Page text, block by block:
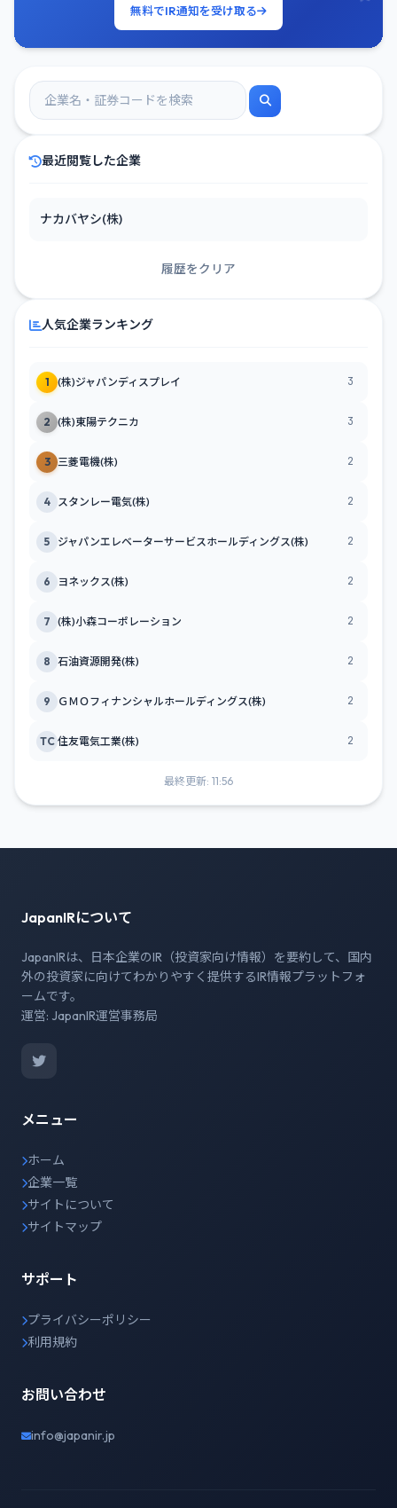
無料でIR通知を受け取る
最近閲覧した企業
ナカバヤシ(株)
履歴をクリア
人気企業ランキング
1 (株)ジャパンディスプレイ 3
2 (株)東陽テクニカ 3
3 三菱電機(株) 2
4 スタンレー電気(株) 2
5 ジャパンエレベーターサービスホールディングス(株) 2
6 ヨネックス(株) 2
7 (株)小森コーポレーション 2
8 石油資源開発(株) 2
9 ＧＭＯフィナンシャルホールディングス(株) 2
TC 住友電気工業(株) 2
最終更新: 11:56
JapanIRについて
JapanIRは、日本企業のIR（投資家向け情報）を要約して、国内
外の投資家に向けてわかりやすく提供するIR情報プラットフォ
ームです。
運営: JapanIR運営事務局
メニュー
ホーム
企業一覧
サイトについて
サイトマップ
サポート
プライバシーポリシー
利用規約
お問い合わせ
info@japanir.jp